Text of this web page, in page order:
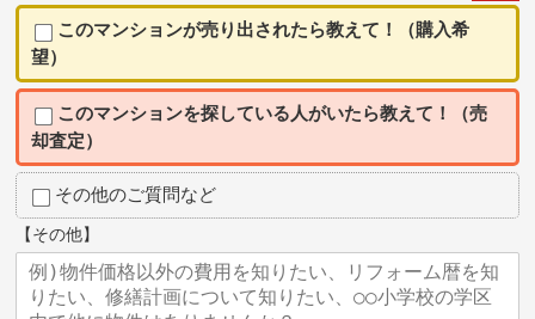
このマンションが売り出されたら教えて！（購入希
望）
このマンションを探している人がいたら教えて！（売
却査定）
その他のご質問など
【その他】